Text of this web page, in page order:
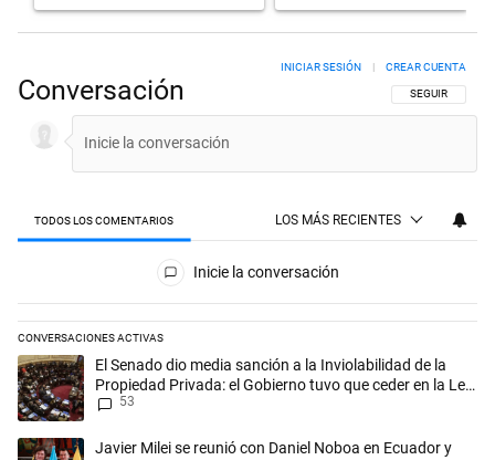
Conversación SIGA ESTA
SEGUIR
INICIAR SESIÓN | CREAR CUENTA
TODOS LOS COMENTARIOS LOS MÁS RECIENTES
Inicie la conversación
CONVERSACIONES ACTIVAS
Este listado muestra los artículos con más comentarios en los
Un artículo de tendencia con el título "El Senado dio media sanción a
El Senado dio media sanción a la Inviolabilidad de la
Propiedad Privada: el Gobierno tuvo que ceder en la Ley
del Manejo del Fuego
53
Un artículo de tendencia con el título "Javier Milei se reunió con
Javier Milei se reunió con Daniel Noboa en Ecuador y